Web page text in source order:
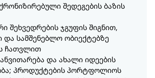
შედეგების ბაზის
შეხვედრების ჯგუფის შიგნით,
და სამშენებლო ობიექტებზე
ჩათვლით
და ახალი იდეების
პროდუქტების პორტფოლიოს